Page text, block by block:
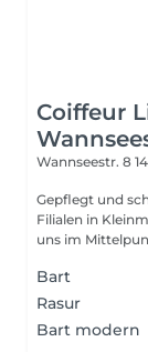
Coiffeur
Wannseestr. 8
Gepflegt und
Filialen in
uns im
Bart
Rasur
Bart modern